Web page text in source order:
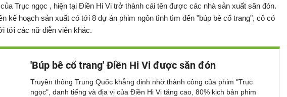
Trục ngọc , hiện tại Điền Hi Vi trở thành cái tên được các nhà sản xuất săn đón.
kế hoạch sản xuất có tới 8 dự án phim ngôn tình tìm đến "búp bê cổ trang", cô có
tới các nữ diễn viên khác.
'Búp bê cổ trang' Điền Hi Vi được săn đón
Truyền thông Trung Quốc khẳng định nhờ thành công của phim "Trục
ngọc", danh tiếng và địa vị của Điền Hi Vi tăng cao, 80% kịch bản phim